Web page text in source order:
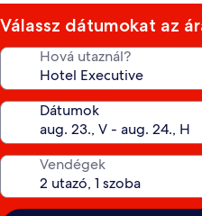
Válassz dátumokat az
Hová utaznál?
Dátumok
Vendégek